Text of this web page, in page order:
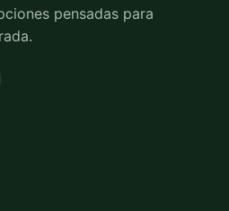
pensadas para